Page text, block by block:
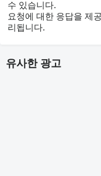
수 있습니다.
요청에 대한 응답을 제
리됩니다.
유사한 광고